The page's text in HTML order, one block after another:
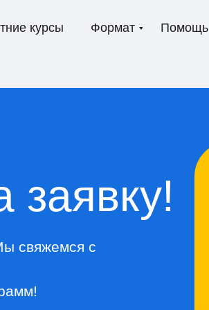
курсы Формат Помощь
заявку!
свяжемся с